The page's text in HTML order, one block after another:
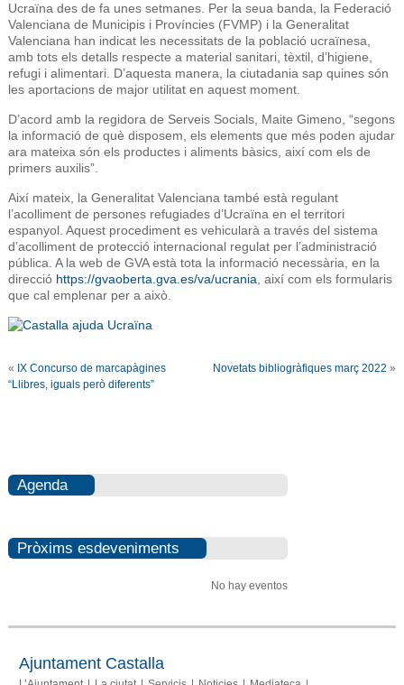
Ucraïna des de fa unes setmanes. Per la seua banda, la Federació
Valenciana de Municipis i Províncies (FVMP) i la Generalitat
Valenciana han indicat les necessitats de la població ucraïnesa,
amb tots els detalls respecte a material sanitari, tèxtil, d’higiene,
refugi i alimentari. D’aquesta manera, la ciutadania sap quines són
les aportacions de major utilitat en aquest moment.
D’acord amb la regidora de Serveis Socials, Maite Gimeno, “segons
la informació de què disposem, els elements que més poden ajudar
ara mateixa són els productes i aliments bàsics, així com els de
primers auxilis”.
Així mateix, la Generalitat Valenciana també està regulant
l’acolliment de persones refugiades d’Ucraïna en el territori
espanyol. Aquest procediment es vehicularà a través del sistema
d’acolliment de protecció internacional regulat per l’administració
pública. A la web de GVA està tota la informació necessària, en la
direcció https://gvaoberta.gva.es/va/ucrania , així com els formularis
que cal emplenar per a això.
« IX Concurso de marcapàgines
“Llibres, iguals però diferents”
Novetats bibliogràfiques març 2022 »
Agenda
Pròxims esdeveniments
No hay eventos
Ajuntament Castalla